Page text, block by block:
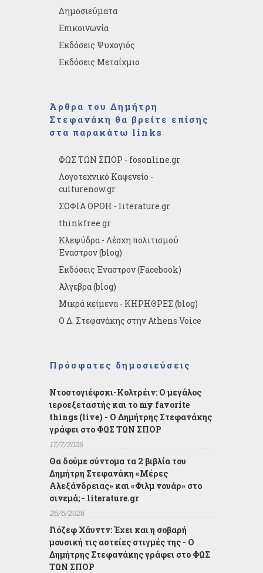
Δημοσιεύματα
Επικοινωνία
Εκδόσεις Ψυχογιός
Εκδόσεις Μεταίχμιο
Άρθρα του Δημήτρη
Στεφανάκη θα βρείτε επίσης
στα παρακάτω links
ΦΩΣ ΤΩΝ ΣΠΟΡ - fosonline.gr
Λογοτεχνικό Καφενείο -
culturenow.gr
ΣΟΦΙΑ ΟΡΘΗ - literature.gr
thinkfree.gr
Κλεψύδρα - Λέσχη πολιτισμού
Έναστρον (blog)
Εκδόσεις Έναστρον (Facebook)
Άλγεβρα (blog)
Μικρά κείμενα - ΚΗΡΗΘΡΕΣ (blog)
Ο Δ. Στεφανάκης στην Athens Voice
Πρόσφατες δημοσιεύσεις
Ντοστογιέφσκι-Κολτρέιν: Ο μεγάλος
ιεροεξεταστής και το my favorite
things (live) - Ο Δημήτρης Στεφανάκης
γράφει στο ΦΩΣ ΤΩΝ ΣΠΟΡ
17/7/2026
Θα δούμε σύντομα τα 2 βιβλία του
Δημήτρη Στεφανάκη «Μέρες
Αλεξάνδρειας» και «Φιλμ νουάρ» στο
σινεμά; - literature.gr
26/6/2026
Γιόζεφ Χάυντν: Έχει και η σοβαρή
μουσική τις αστείες στιγμές της - Ο
Δημήτρης Στεφανάκης γράφει στο ΦΩΣ
ΤΩΝ ΣΠΟΡ